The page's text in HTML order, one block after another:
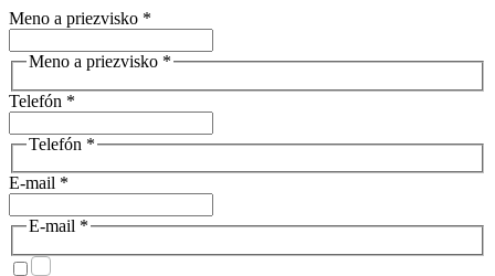
Meno a priezvisko *
Meno a priezvisko *
Telefón *
Telefón *
E-mail *
E-mail *